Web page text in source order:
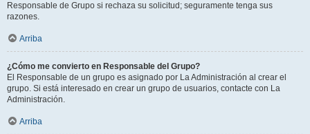
Responsable de Grupo si rechaza su solicitud; seguramente tenga sus
razones.
Arriba
¿Cómo me convierto en Responsable del Grupo?
El Responsable de un grupo es asignado por La Administración al crear el
grupo. Si está interesado en crear un grupo de usuarios, contacte con La
Administración.
Arriba